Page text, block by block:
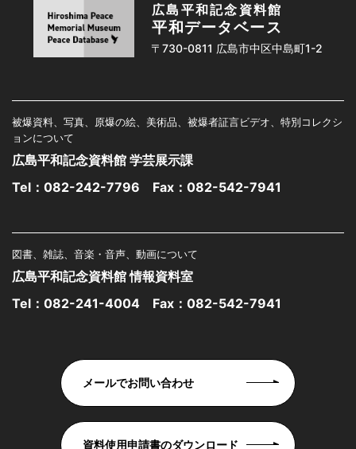
広島平和記念資料館
平和データベース
〒730-0811 広島市中区中島町1-2
被爆資料、写真、原爆の絵、美術品、被爆者証言ビデオ、特別コレクシ
ョンについて
広島平和記念資料館 学芸展示課
Tel： 082-242-7796 Fax：082-542-7941
図書、雑誌、音楽・音声、動画について
広島平和記念資料館 情報資料室
Tel： 082-241-4004 Fax：082-542-7941
メールでお問い合わせ
資料使用申請書のダウンロード